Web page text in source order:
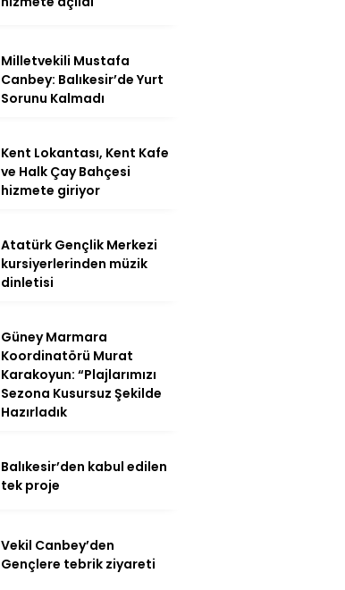
Milletvekili Mustafa
Canbey: Balıkesir’de Yurt
Sorunu Kalmadı
Kent Lokantası, Kent Kafe
ve Halk Çay Bahçesi
hizmete giriyor
Atatürk Gençlik Merkezi
kursiyerlerinden müzik
dinletisi
Güney Marmara
Koordinatörü Murat
Karakoyun: “Plajlarımızı
Sezona Kusursuz Şekilde
Hazırladık
Balıkesir’den kabul edilen
tek proje
Vekil Canbey’den
Gençlere tebrik ziyareti